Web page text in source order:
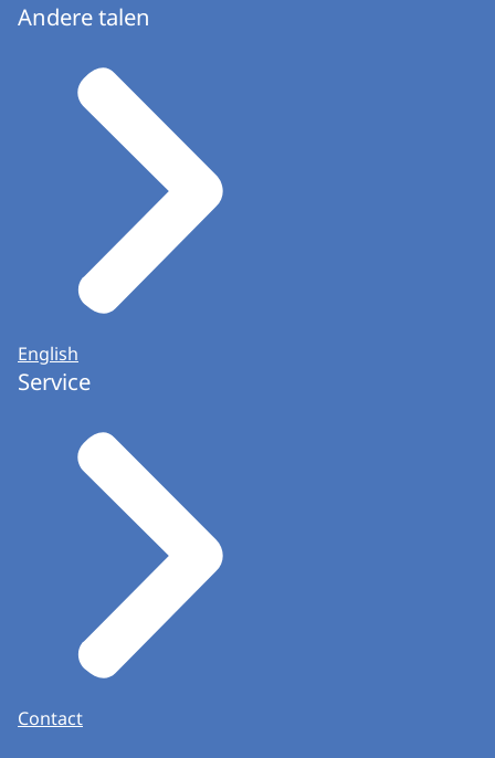
Andere talen
English
Service
Contact